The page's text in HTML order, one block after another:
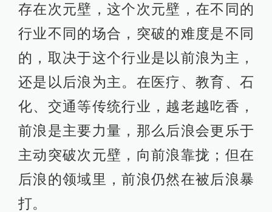
存在次元壁，这个次元壁，在不同的
行业不同的场合，突破的难度是不同
的，取决于这个行业是以前浪为主，
还是以后浪为主。在医疗、教育、石
化、交通等传统行业，越老越吃香，
前浪是主要力量，那么后浪会更乐于
主动突破次元壁，向前浪靠拢；但在
后浪的领域里，前浪仍然在被后浪暴
打。